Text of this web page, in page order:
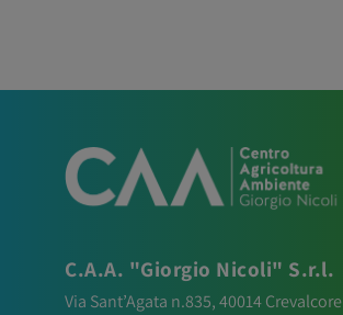
C.A.A. "Giorgio Nicoli" S.r.l.
Via Sant’Agata n.835,40014Crevalcore